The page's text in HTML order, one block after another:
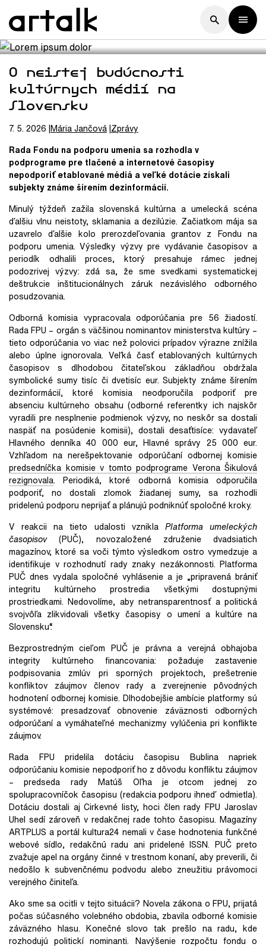
O neistej budúcnosti
kultúrnych médií na
Slovensku
7. 5. 2026 MáriaJančová Zprávy
Rada Fondu na podporu umenia sa rozhodla v
podprograme pre tlačené a internetové časopisy
nepodporiť etablované médiá a veľké dotácie získali
subjekty známe šírením dezinformácií.
Minulý týždeň zažila slovenská kultúrna a umelecká scéna
ďalšiu vlnu neistoty, sklamania a dezilúzie. Začiatkom mája sa
uzavrelo ďalšie kolo prerozdeľovania grantov z Fondu na
podporu umenia. Výsledky výzvy pre vydávanie časopisov a
periodík odhalili proces, ktorý presahuje rámec jednej
podozrivej výzvy: zdá sa, že sme svedkami systematickej
deštrukcie inštitucionálnych záruk nezávislého odborného
posudzovania.
Odborná komisia vypracovala odporúčania pre 56 žiadostí.
Rada FPU – orgán s väčšinou nominantov ministerstva kultúry –
tieto odporúčania vo viac než polovici prípadov výrazne znížila
alebo úplne ignorovala. Veľká časť etablovaných kultúrnych
časopisov s dlhodobou čitateľskou základňou obdržala
symbolické sumy tisíc či dvetisíc eur. Subjekty známe šírením
dezinformácií, ktoré komisia neodporučila podporiť pre
absenciu kultúrneho obsahu (odborné referentky ich najskôr
vyradili pre nesplnenie podmienok výzvy, no neskôr sa dostali
naspäť na posúdenie komisii), dostali desaťtisíce: vydavateľ
Hlavného denníka 40 000 eur, Hlavné správy 25 000 eur.
Vzhľadom na nerešpektovanie odporúčaní odbornej komisie
predsedníčka komisie v tomto podprograme Verona Šikulová
rezignovala.Periodiká, ktoré odborná komisia odporučila
podporiť, no dostali zlomok žiadanej sumy, sa rozhodli
pridelenú podporu neprijať a plánujú podniknúť spoločné kroky.
V reakcii na tieto udalosti vznikla Platforma umeleckých
časopisov(PUČ), novozaložené združenie dvadsiatich
magazínov, ktoré sa voči týmto výsledkom ostro vymedzuje a
identifikuje v rozhodnutí rady znaky nezákonnosti. Platforma
PUČ dnes vydala spoločné vyhlásenie a je „pripravená brániť
integritu kultúrneho prostredia všetkými dostupnými
prostriedkami. Nedovolíme, aby netransparentnosť a politická
svojvôľa zlikvidovali všetky časopisy o umení a kultúre na
Slovensku“.
Bezprostredným cieľom PUČ je právna a verejná obhajoba
integrity kultúrneho financovania: požaduje zastavenie
podpisovania zmlúv pri sporných projektoch, prešetrenie
konfliktov záujmov členov rady a zverejnenie pôvodných
hodnotení odbornej komisie. Dlhodobejšie ambície platformy sú
systémové: presadzovať obnovenie záväznosti odborných
odporúčaní a vymáhateľné mechanizmy vylúčenia pri konflikte
záujmov.
Rada FPU pridelila dotáciu časopisu Bublina napriek
odporúčaniu komisie nepodporiť ho z dôvodu konfliktu záujmov
– predseda rady Matúš Oľha je otcom jednej zo
spolupracovníčok časopisu (redakcia podporu ihneď odmietla).
Dotáciu dostali aj Cirkevné listy, hoci člen rady FPU Jaroslav
Uhel sedí zároveň v redakčnej rade tohto časopisu. Magazíny
ARTPLUS a portál kultura24 nemali v čase hodnotenia funkčné
webové sídlo, redakčnú radu ani pridelené ISSN. PUČ preto
zvažuje apel na orgány činné v trestnom konaní, aby preverili, či
nedošlo k subvenčnému podvodu alebo zneužitiu právomoci
verejného činiteľa.
Ako sme sa ocitli v tejto situácii? Novela zákona o FPU, prijatá
počas súčasného volebného obdobia, zbavila odborné komisie
záväzného hlasu. Konečné slovo tak prešlo na radu, kde
rozhodujú politickí nominanti. Navýšenie rozpočtu fondu o